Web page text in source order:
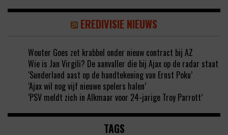
EREDIVISIE NIEUWS
Wouter Goes zet krabbel onder nieuw contract bij AZ
Wie is Jan Virgili? De aanvaller die bij Ajax op de radar staat
‘Sunderland aast op de handtekening van Ernst Poku’
‘Ajax wil nog vijf nieuwe spelers halen’
‘PSV meldt zich in Alkmaar voor 24-jarige Troy Parrott’
TAGS